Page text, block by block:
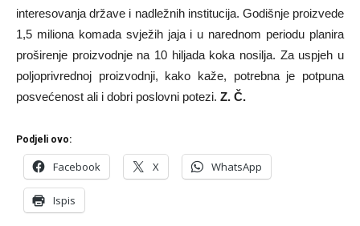
interesovanja države i nadležnih institucija. Godišnje proizvede
1,5 miliona komada svježih jaja i u narednom periodu planira
proširenje proizvodnje na 10 hiljada koka nosilja. Za uspjeh u
poljoprivrednoj proizvodnji, kako kaže, potrebna je potpuna
posvećenost ali i dobri poslovni potezi. Z. Č.
Podjeli ovo:
Facebook X WhatsApp
Ispis